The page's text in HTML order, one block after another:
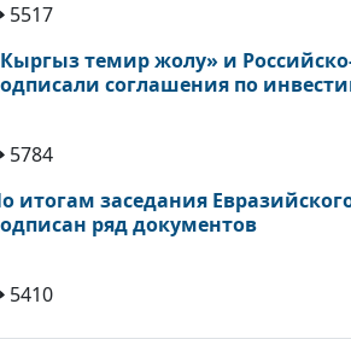
5517
темир жолу» и
соглашения по
5784
итогам заседания
ряд документов
5410